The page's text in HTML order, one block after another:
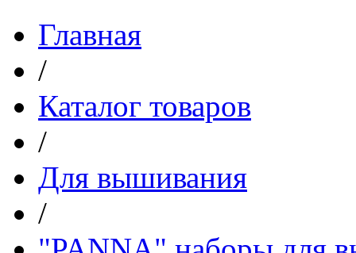
Главная
/
Каталог товаров
/
Для вышивания
/